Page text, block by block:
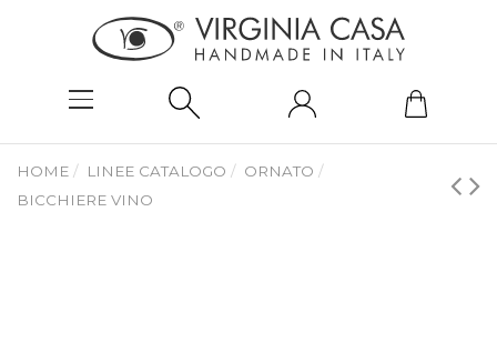
HOME LINEE CATALOGO
ORNATO
BICCHIERE VINO